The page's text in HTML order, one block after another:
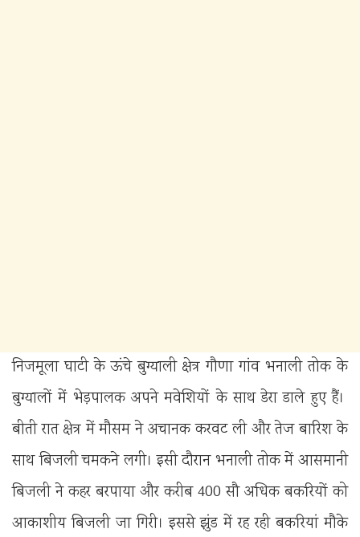
निजमूला घाटी के ऊंचे बुग्याली क्षेत्र गौणा गांव भनाली तोक के
बुग्यालों में भेड़पालक अपने मवेशियों के साथ डेरा डाले हुए हैं।
बीती रात क्षेत्र में मौसम ने अचानक करवट ली और तेज बारिश के
साथ बिजली चमकने लगी। इसी दौरान भनाली तोक में आसमानी
बिजली ने कहर बरपाया और करीब 400 सौ अधिक बकरियों को
आकाशीय बिजली जा गिरी। इससे झुंड में रह रही बकरियां मौके